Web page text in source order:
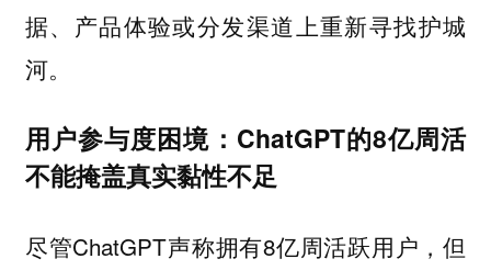
据、产品体验或分发渠道上重新寻找护城
河。
用户参与度困境：ChatGPT的8亿周活
不能掩盖真实黏性不足
尽管ChatGPT声称拥有8亿周活跃用户，但